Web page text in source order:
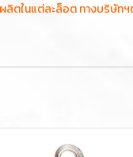
ลิตในแต่ละล็อต ทางบริษั